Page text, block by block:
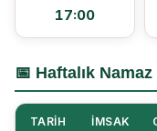
17:00
📅 Haftalık
TARIH İMSAK